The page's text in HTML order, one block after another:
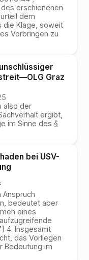
erschienenen
dem
die Klage, soweit
Vorbringen zu
—OLG Graz
also der
ergibt,
im Sinne des §
bei USV-
bedeutet aber
eines
4. Insgesamt
das Vorliegen
Bedeutung im